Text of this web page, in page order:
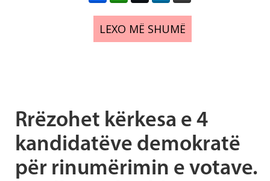
LEXO MË SHUMË
Rrëzohet kërkesa e 4
kandidatëve demokratë
për rinumërimin e votave.